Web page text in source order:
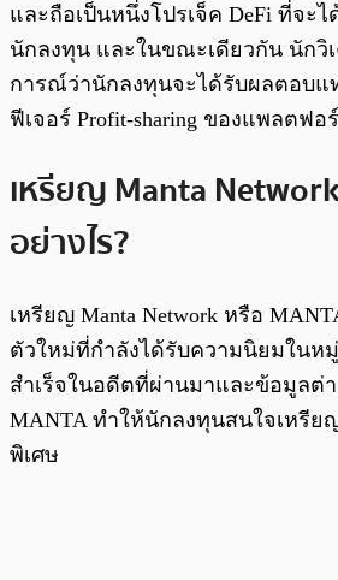
และถือเป็นหนึ่งโปรเจ็ค DeFi ที่จะ
นักลงทุน และในขณะเดียวกัน นักวิ
การณ์ว่านักลงทุนจะได้รับผลตอบแ
ฟีเจอร์ Profit-sharing ของแพลตฟอ
เหรียญ Manta
อย่างไร?
เหรียญ Manta Network หรือ
ตัวใหม่ที่กำลังได้รับความนิยมในห
สำเร็จในอดีตที่ผ่านมาและข้อมูลต่
MANTA ทำให้นักลงทุนสนใจเหรีย
พิเศษ